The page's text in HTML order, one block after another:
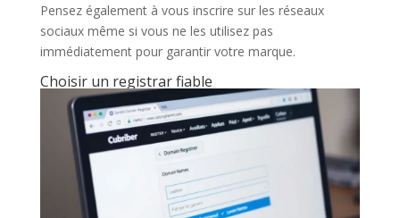
Pensez également à vous inscrire sur les réseaux
sociaux même si vous ne les utilisez pas
immédiatement pour garantir votre marque.
Choisir un registrar fiable